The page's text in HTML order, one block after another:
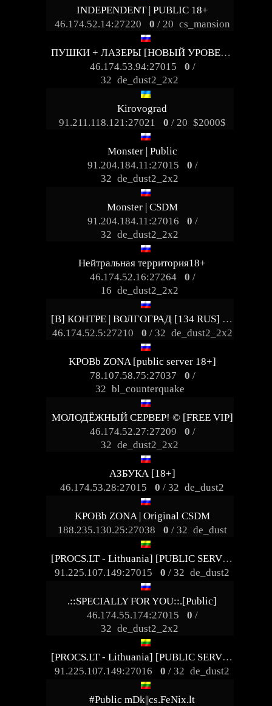
INDEPENDENT | PUBLIC 18+
46.174.52.14:27220
0 / 20 cs_mansion
ПУШКИ + ЛАЗЕРЫ [НОВЫЙ УРОВЕНЬ]
46.174.53.94:27015
0 /
32 de_dust2_2x2
Kirovograd
91.211.118.121:27021
0 / 20 $2000$
Monster | Public
91.204.184.11:27015
0 /
32 de_dust2_2x2
Monster | CSDM
91.204.184.11:27016
0 /
32 de_dust2_2x2
Нейтральная территория18+
46.174.52.16:27264
0 /
16 de_dust2_2x2
[В] КОНТРЕ | ВОЛГОГРАД [134 RUS] 21+™
46.174.52.5:27210
0 / 32 de_dust2_2x2
KPOBb ZONA [public server 18+]
78.107.58.75:27037
0 /
32 bl_counterquake
МОЛОДЁЖНЫЙ СЕРВЕР! © [FREE VIP]
46.174.52.27:27209
0 /
32 de_dust2_2x2
АЗБУКА [18+]
46.174.53.28:27015
0 / 32 de_dust2
KPOBb ZONA | Original CSDM
188.235.130.25:27038
0 / 32 de_dust
[PROCS.LT - Lithuania] [PUBLIC SERVER] *=FREE VIP=* 凸(-_-)凸
91.225.107.149:27015
0 / 32 de_dust2
.::SPECIALLY FOR YOU::.[Public]
46.174.55.174:27015
0 /
32 de_dust2_2x2
[PROCS.LT - Lithuania] [PUBLIC SERVER] *=FREE VIP=* 凸(-_-)凸
91.225.107.149:27016
0 / 32 de_dust2
#Public mDk||cs.FeNix.lt